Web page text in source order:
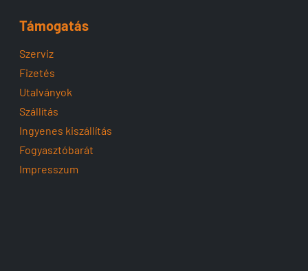
Támogatás
Szerviz
Fizetés
Utalványok
Szállítás
Ingyenes kiszállítás
Fogyasztóbarát
Impresszum